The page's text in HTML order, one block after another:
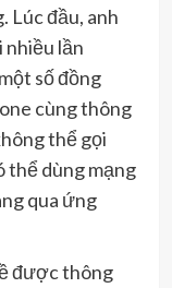
Lúc đầu, anh
lần
số đồng
cùng thông
thể gọi
thể dùng mạng
qua ứng
được thông